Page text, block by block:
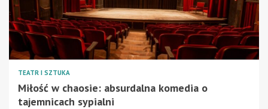
TEATR I SZTUKA
Miłość w chaosie: absurdalna komedia o
tajemnicach sypialni